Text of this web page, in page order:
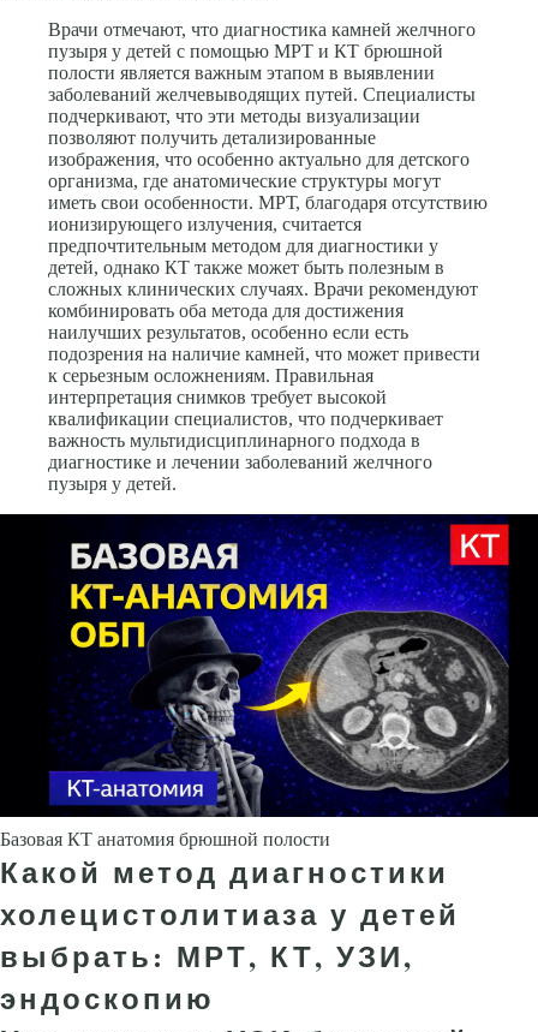
Врачи отмечают, что диагностика камней желчного
пузыря у детей с помощью МРТ и КТ брюшной
полости является важным этапом в выявлении
заболеваний желчевыводящих путей. Специалисты
подчеркивают, что эти методы визуализации
позволяют получить детализированные
изображения, что особенно актуально для детского
организма, где анатомические структуры могут
иметь свои особенности. МРТ, благодаря отсутствию
ионизирующего излучения, считается
предпочтительным методом для диагностики у
детей, однако КТ также может быть полезным в
сложных клинических случаях. Врачи рекомендуют
комбинировать оба метода для достижения
наилучших результатов, особенно если есть
подозрения на наличие камней, что может привести
к серьезным осложнениям. Правильная
интерпретация снимков требует высокой
квалификации специалистов, что подчеркивает
важность мультидисциплинарного подхода в
диагностике и лечении заболеваний желчного
пузыря у детей.
Базовая КТ анатомия брюшной полости
Какой метод диагностики
холецистолитиаза у детей
выбрать: МРТ, КТ, УЗИ,
эндоскопию